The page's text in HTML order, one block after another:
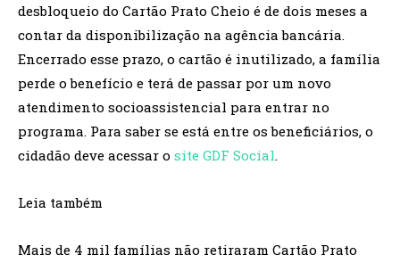
desbloqueio do Cartão Prato Cheio é de dois meses a
contar da disponibilização na agência bancária.
Encerrado esse prazo, o cartão é inutilizado, a família
perde o benefício e terá de passar por um novo
atendimento socioassistencial para entrar no
programa. Para saber se está entre os beneficiários, o
cidadão deve acessar o site GDF Social.
Leia também
Mais de 4 mil famílias não retiraram Cartão Prato